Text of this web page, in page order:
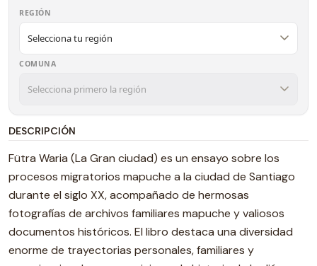
REGIÓN
COMUNA
DESCRIPCIÓN
Fütra Waria (La Gran ciudad) es un ensayo sobre los
procesos migratorios mapuche a la ciudad de Santiago
durante el siglo XX, acompañado de hermosas
fotografías de archivos familiares mapuche y valiosos
documentos históricos. El libro destaca una diversidad
enorme de trayectorias personales, familiares y